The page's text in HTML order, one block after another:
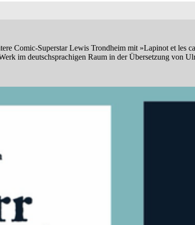
Comic-Superstar Lewis Trondheim mit »Lapinot et les
im deutschsprachigen Raum in der Übersetzung von